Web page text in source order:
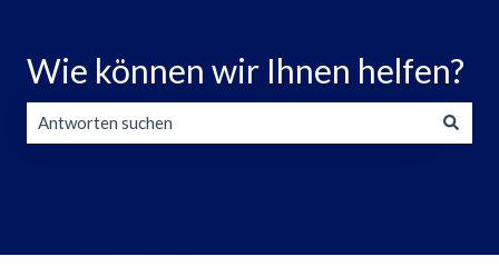
Wie können wir Ihnen helfen?